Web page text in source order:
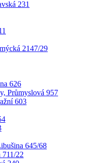
231
2147/29
626
Průmyslová 957
603
645/68
711/22